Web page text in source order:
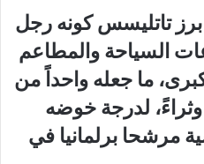
تاتليسس كونه رجل
السياحة والمطاعم
ما جعله واحداً من
لدرجة خوضه
مرشحا برلمانيا في